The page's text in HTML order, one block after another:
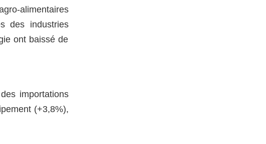
alimentaires
des industries
ont baissé de
importations
(+3,8%),